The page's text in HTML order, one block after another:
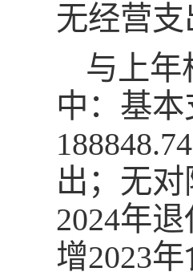
无经营
与上年
中：基本
出；无
2024年
增2023